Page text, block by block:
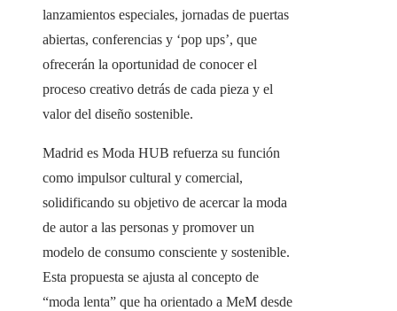
lanzamientos especiales, jornadas de puertas
abiertas, conferencias y ‘pop ups’, que
ofrecerán la oportunidad de conocer el
proceso creativo detrás de cada pieza y el
valor del diseño sostenible.
Madrid es Moda HUB refuerza su función
como impulsor cultural y comercial,
solidificando su objetivo de acercar la moda
de autor a las personas y promover un
modelo de consumo consciente y sostenible.
Esta propuesta se ajusta al concepto de
“moda lenta” que ha orientado a MeM desde